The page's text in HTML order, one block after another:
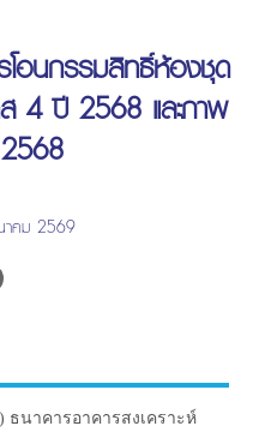
อนกรรมสิทธิ์ห้องชุด
4 ปี 2568 และภาพ
คม 2569
ธนาคารอาคารสงเคราะห์